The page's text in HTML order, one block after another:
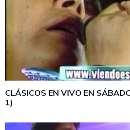
CLÁSICOS EN VIVO EN
1)